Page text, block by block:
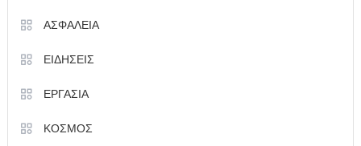
ΑΣΦΑΛΕΙΑ
ΕΙΔΗΣΕΙΣ
ΕΡΓΑΣΙΑ
ΚΟΣΜΟΣ